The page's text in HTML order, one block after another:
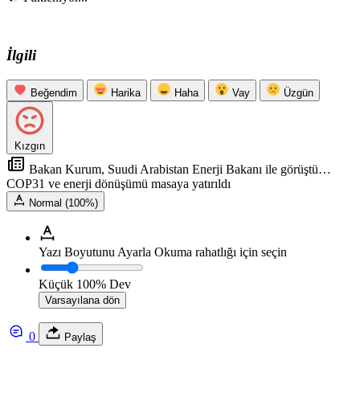
İlgili
Beğendim Harika Haha Vay Üzgün
Kızgın
Bakan Kurum, Suudi Arabistan Enerji Bakanı ile görüştü…
COP31 ve enerji dönüşümü masaya yatırıldı
Normal (100%)
Yazı Boyutunu Ayarla Okuma rahatlığı için seçin
Küçük 100% Dev
Varsayılana dön
0 Paylaş